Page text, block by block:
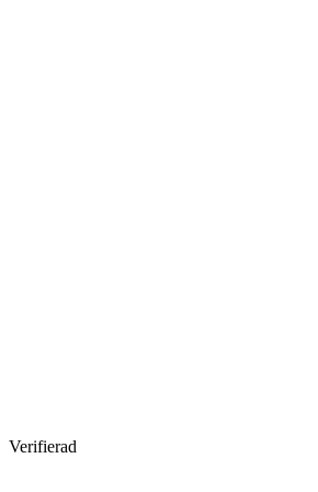
Verifierad